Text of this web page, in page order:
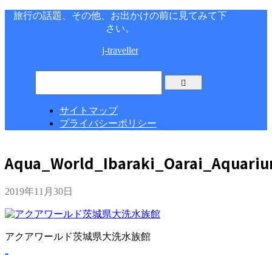
旅行の話題、その他、お出かけの前に見てみて下
さい。
j-traveller
サイトマップ
プライバシーポリシー
2019年11月30日
アクアワールド茨城県大洗水族館